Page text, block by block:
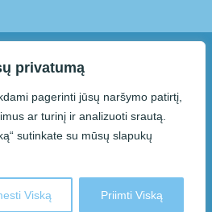
privatumą
pagerinti jūsų naršymo patirtį,
ar turinį ir analizuoti srautą.
sutinkate su mūsų slapukų
Viską Priimti Viską
this
Solution: